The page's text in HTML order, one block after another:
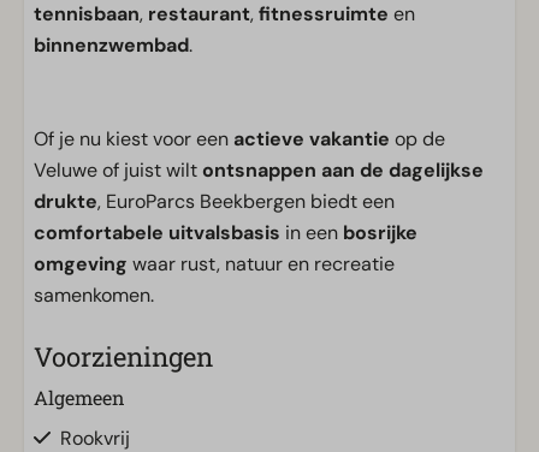
tennisbaan, restaurant,fitnessruimte en
binnenzwembad.
Of je nu kiest voor een actieve vakantie op de
Veluwe of juist wiltontsnappen aan de dagelijkse
drukte, EuroParcs Beekbergen biedt een
comfortabele uitvalsbasis in een bosrijke
omgeving waar rust, natuur en recreatie
samenkomen.
Voorzieningen
Algemeen
Rookvrij